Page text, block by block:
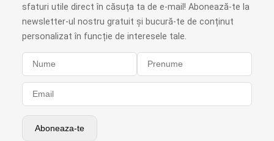
sfaturi utile direct în căsuța ta de e-mail! Abonează-te la
newsletter-ul nostru gratuit și bucură-te de conținut
personalizat în funcție de interesele tale.